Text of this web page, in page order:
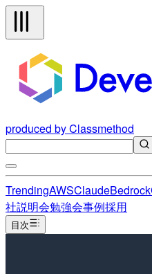
produced by Classmethod
TrendingAWSClaudeBedrock
社説明会勉強会事例採用
目次